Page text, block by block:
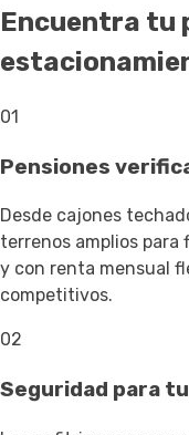
Encuentra tu
01
Pensiones
Desde cajones
terrenos amplios para
y con renta mensual
competitivos.
02
Seguridad para